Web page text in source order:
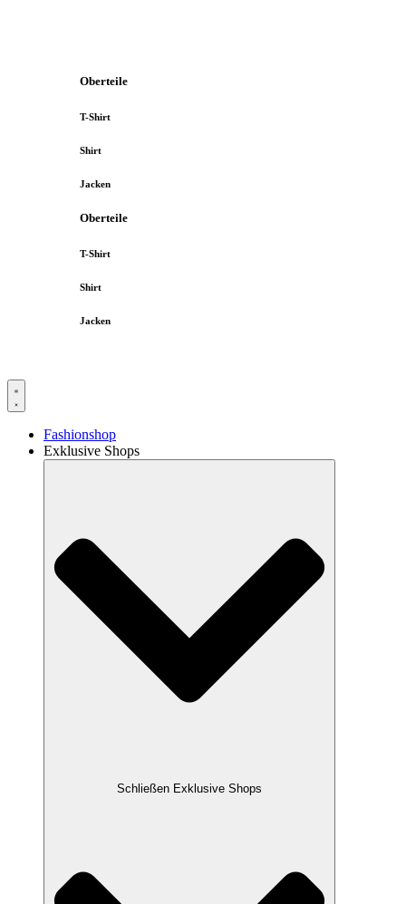
Oberteile
T-Shirt
Shirt
Jacken
Oberteile
T-Shirt
Shirt
Jacken
Fashionshop
Exklusive Shops
Schließen Exklusive Shops